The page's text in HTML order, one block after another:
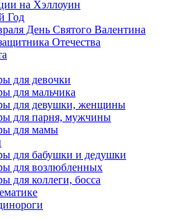
на Хэллоуин
Год
День Святого Валентина
Отечества
для девочки
для мальчика
для девушки, женщины
для парня, мужчины
для мамы
для бабушки и дедушки
для возлюбленных
для коллеги, босса